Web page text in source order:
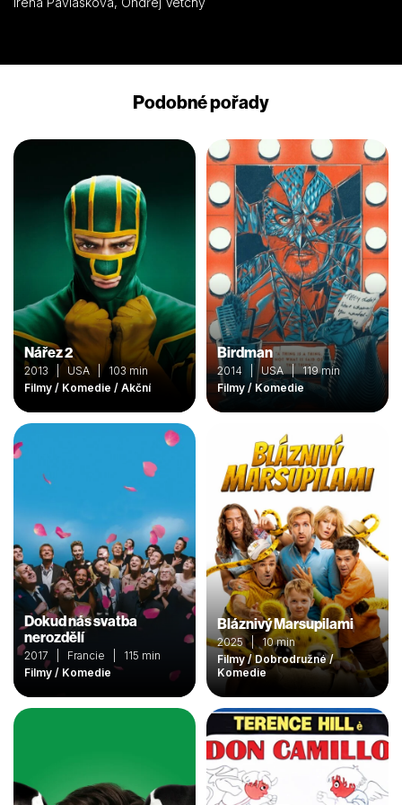
Podobné pořady
Nářez 2
2013 | USA | 103 min
Filmy / Komedie / Akční
Birdman
2014 | USA | 119 min
Filmy / Komedie
Dokud nás svatba
nerozdělí
2017 | Francie | 115 min
Filmy / Komedie
Bláznivý Marsupilami
2025 | 10 min
Filmy / Dobrodružné /
Komedie